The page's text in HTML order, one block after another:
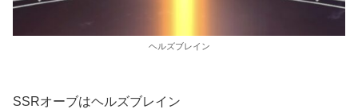
ヘルズブレイン
SSRオーブはヘルズブレイン